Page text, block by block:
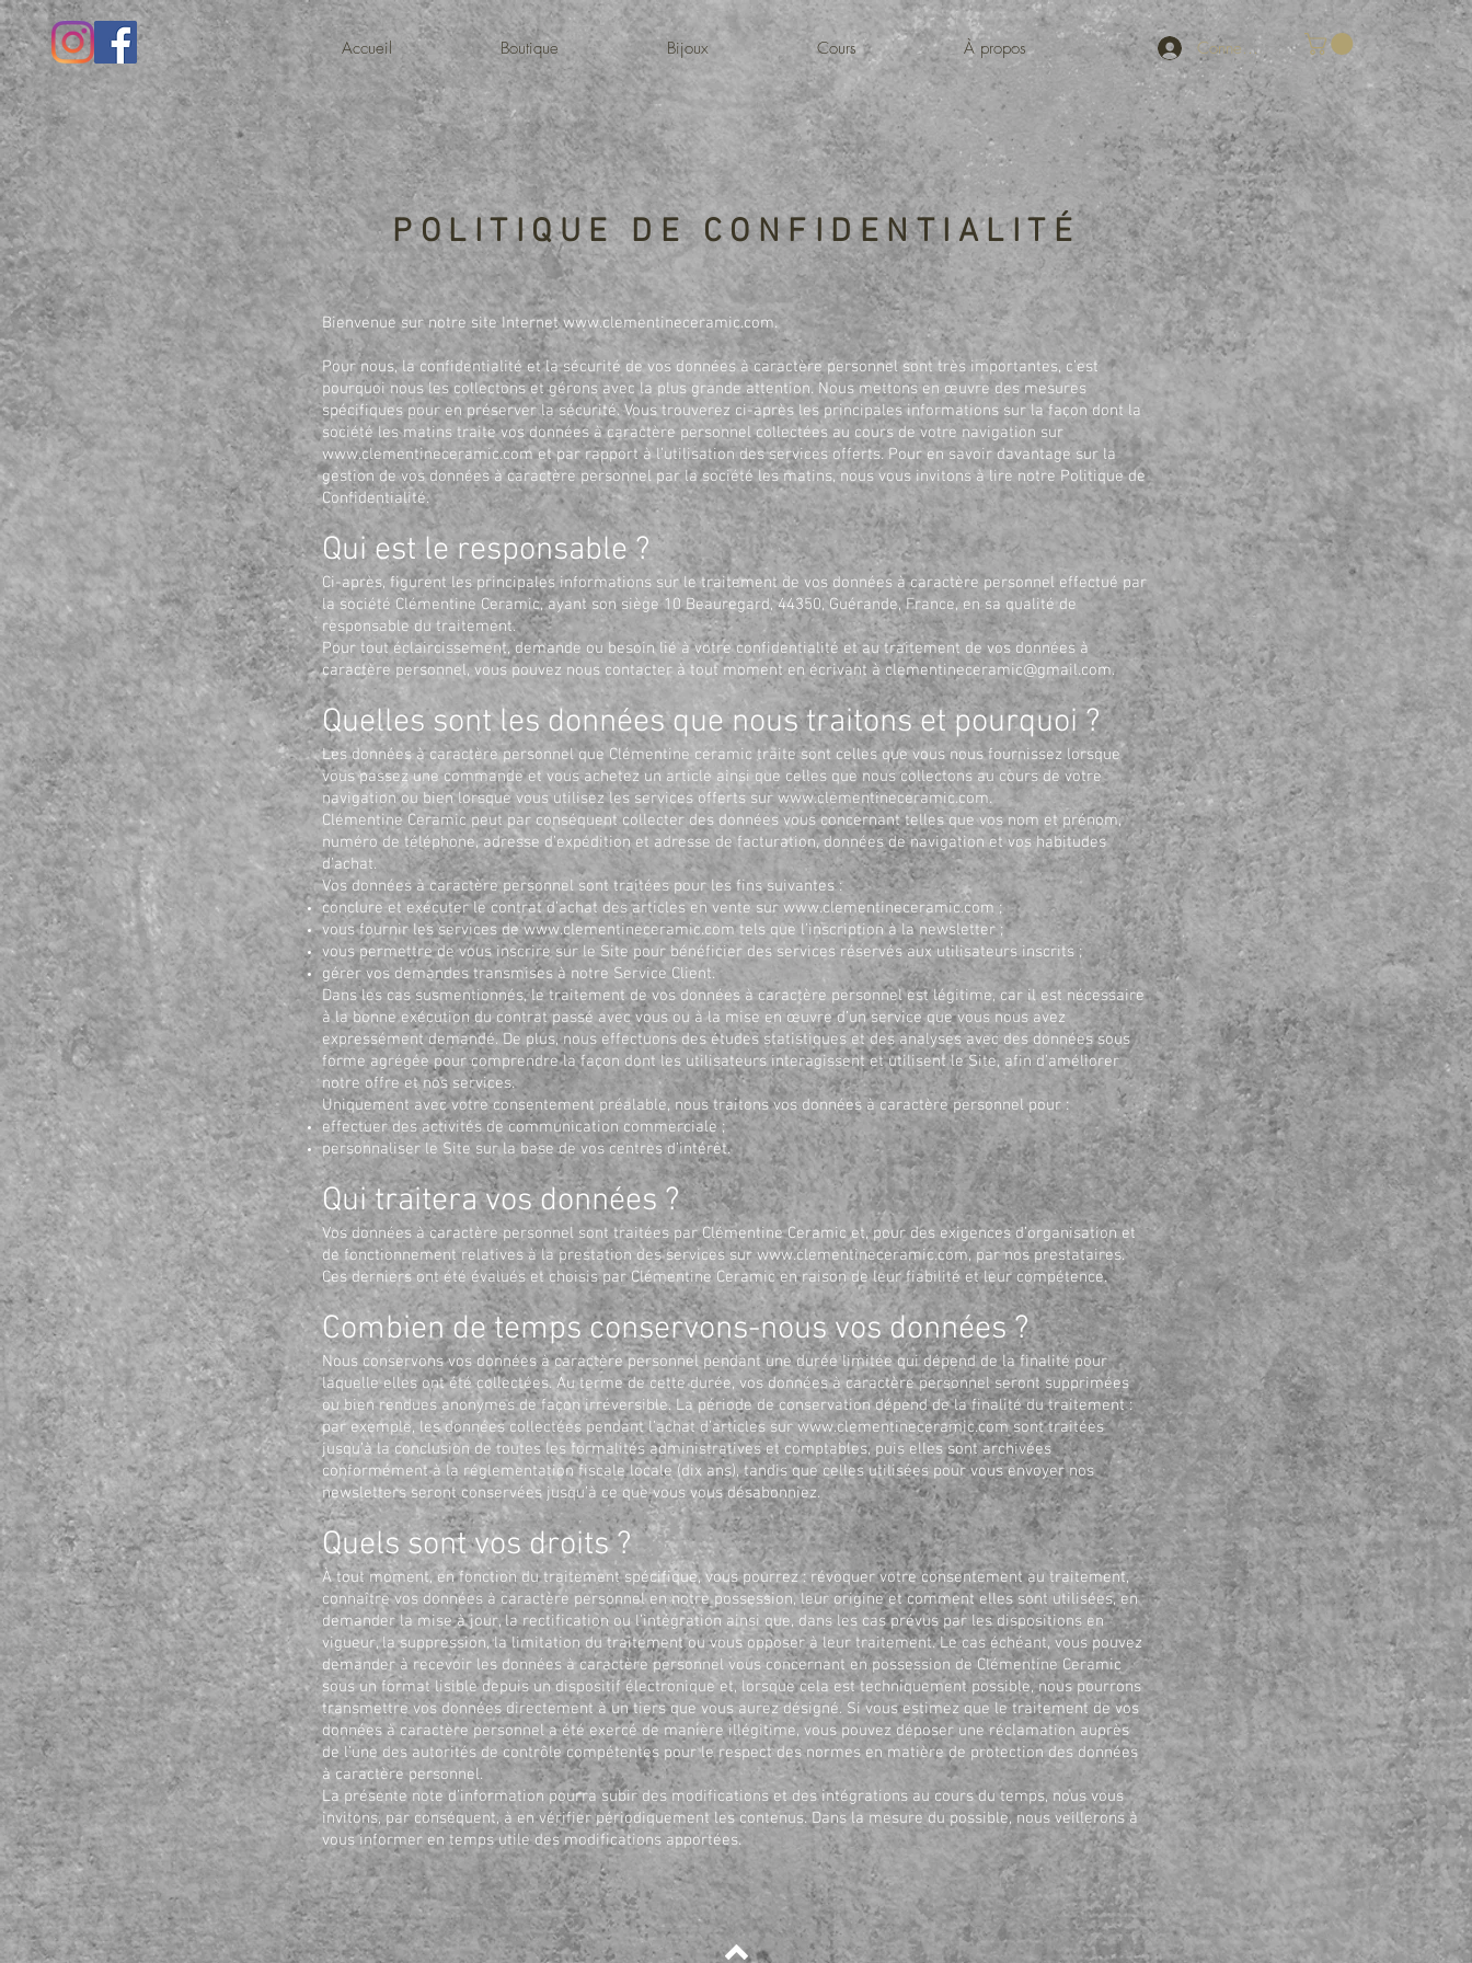
Accueil Boutique Bijoux Cours À propos Connexion
POLITIQUE DE CONFIDENTIALITÉ
Bienvenue sur notre site Internetwww.clementineceramic.com.
Pour nous, la confidentialité et la sécurité de vos données à caractère personnel sont très importantes, c’est
pourquoi nous les collectons et gérons avec la plus grande attention. Nous mettons en œuvre des mesures
spécifiques pour en préserver la sécurité. Vous trouverez ci-après les principales informations sur la façon dont la
société les matins traite vos données à caractère personnel collectées au cours de votre navigation sur
www.clementineceramic.comet par rapport à l’utilisation des services offerts. Pour en savoir davantage sur la
gestion de vos données à caractère personnel par la société les matins, nous vous invitons à lire notre Politique de
Confidentialité.
Qui est le responsable ?
Ci-après, figurent les principales informations sur le traitement de vos données à caractère personnel effectué par
la société Clémentine Ceramic, ayant son siège 10 Beauregard, 44350, Guérande, France, en sa qualité de
responsable du traitement.
Pour tout éclaircissement, demande ou besoin lié à votre confidentialité et au traitement de vos données à
caractère personnel, vous pouvez nous contacter à tout moment en écrivant àclementineceramic@gmail.com.
Quelles sont les données que nous traitons et pourquoi ?
Les données à caractère personnel que Clémentine ceramic traite sont celles que vous nous fournissez lorsque
vous passez une commande et vous achetez un article ainsi que celles que nous collectons au cours de votre
navigation ou bien lorsque vous utilisez les services offerts sur www.clementineceramic.com.
Clémentine Ceramic peut par conséquent collecter des données vous concernant telles que vos nom et prénom,
numéro de téléphone, adresse d’expédition et adresse de facturation, données de navigation et vos habitudes
d’achat.
Vos données à caractère personnel sont traitées pour les fins suivantes :
conclure et exécuter le contrat d’achat des articles en vente sur www.clementineceramic.com ;
vous fournir les services dewww.clementineceramic.comtels que l’inscription à la newsletter ;
vous permettre de vous inscrire sur le Site pour bénéficier des services réservés aux utilisateurs inscrits ;
gérer vos demandes transmises à notre Service Client.
Dans les cas susmentionnés, le traitement de vos données à caractère personnel est légitime, car il est nécessaire
à la bonne exécution du contrat passé avec vous ou à la mise en œuvre d’un service que vous nous avez
expressément demandé. De plus, nous effectuons des études statistiques et des analyses avec des données sous
forme agrégée pour comprendre la façon dont les utilisateurs interagissent et utilisent le Site, afin d’améliorer
notre offre et nos services.
Uniquement avec votre consentement préalable, nous traitons vos données à caractère personnel pour :
effectuer des activités de communication commerciale ;
personnaliser le Site sur la base de vos centres d’intérêt.
Qui traitera vos données ?
Vos données à caractère personnel sont traitées par Clémentine Ceramic et, pour des exigences d’organisation et
de fonctionnement relatives à la prestation des services surwww.clementineceramic.com, par nos prestataires.
Ces derniers ont été évalués et choisis par Clémentine Ceramic en raison de leur fiabilité et leur compétence.
Combien de temps conservons-nous vos données ?
Nous conservons vos données à caractère personnel pendant une durée limitée qui dépend de la finalité pour
laquelle elles ont été collectées. Au terme de cette durée, vos données à caractère personnel seront supprimées
ou bien rendues anonymes de façon irréversible. La période de conservation dépend de la finalité du traitement :
par exemple, les données collectées pendant l’achat d’articles sur www.clementineceramic.comsont traitées
jusqu’à la conclusion de toutes les formalités administratives et comptables, puis elles sont archivées
conformément à la réglementation fiscale locale (dix ans), tandis que celles utilisées pour vous envoyer nos
newsletters seront conservées jusqu’à ce que vous vous désabonniez.
Quels sont vos droits ?
À tout moment, en fonction du traitement spécifique, vous pourrez : révoquer votre consentement au traitement,
connaître vos données à caractère personnel en notre possession, leur origine et comment elles sont utilisées, en
demander la mise à jour, la rectification ou l’intégration ainsi que, dans les cas prévus par les dispositions en
vigueur, la suppression, la limitation du traitement ou vous opposer à leur traitement. Le cas échéant, vous pouvez
demander à recevoir les données à caractère personnel vous concernant en possession de Clémentine Ceramic
sous un format lisible depuis un dispositif électronique et, lorsque cela est techniquement possible, nous pourrons
transmettre vos données directement à un tiers que vous aurez désigné. Si vous estimez que le traitement de vos
données à caractère personnel a été exercé de manière illégitime, vous pouvez déposer une réclamation auprès
de l’une des autorités de contrôle compétentes pour le respect des normes en matière de protection des données
à caractère personnel.
La présente note d’information pourra subir des modifications et des intégrations au cours du temps, nous vous
invitons, par conséquent, à en vérifier périodiquement les contenus. Dans la mesure du possible, nous veillerons à
vous informer en temps utile des modifications apportées.